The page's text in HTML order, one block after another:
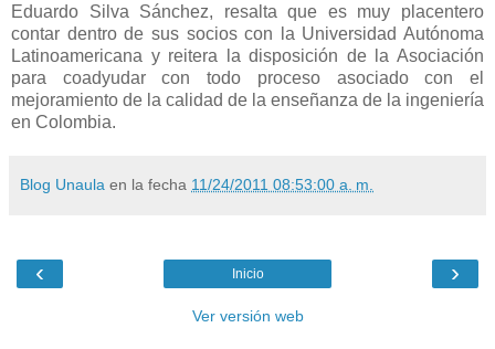
Eduardo Silva Sánchez, resalta que es muy placentero
contar dentro de sus socios con la Universidad Autónoma
Latinoamericana y reitera la disposición de la Asociación
para coadyudar con todo proceso asociado con el
mejoramiento de la calidad de la enseñanza de la ingeniería
en Colombia.
Blog Unaula en la fecha 11/24/2011 08:53:00 a. m.
‹ ›
Inicio
Ver versión web